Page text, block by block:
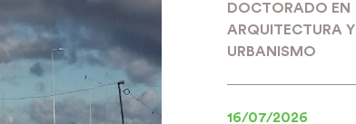
DOCTORADO EN
ARQUITECTURA Y
URBANISMO
16/07/2026